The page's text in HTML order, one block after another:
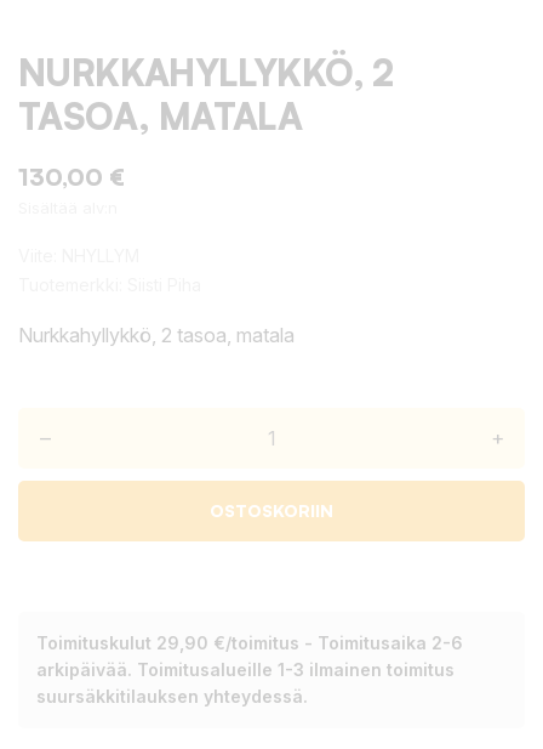
NURKKAHYLLYKKÖ, 2
TASOA, MATALA
130,00 €
Nurkkahyllykkö, 2 tasoa, matala
– +
OSTOSKORIIN
Toimituskulut 29,90 €/toimitus - Toimitusaika 2-6
arkipäivää. Toimitusalueille 1-3 ilmainen toimitus
suursäkkitilauksen yhteydessä.